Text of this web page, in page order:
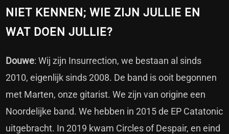
NIET KENNEN; WIE ZIJN JULLIE EN
WAT DOEN JULLIE?
Douwe: Wij zijn Insurrection, we bestaan al sinds
2010, eigenlijk sinds 2008. De band is ooit begonnen
met Marten, onze gitarist. We zijn van origine een
Noordelijke band. We hebben in 2015 de EP Catatonic
uitgebracht. In 2019 kwam Circles of Despair, en eind